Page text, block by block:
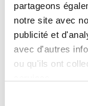
partageons
notre site avec
publicité et
avec d'autres
ou qu'ils ont